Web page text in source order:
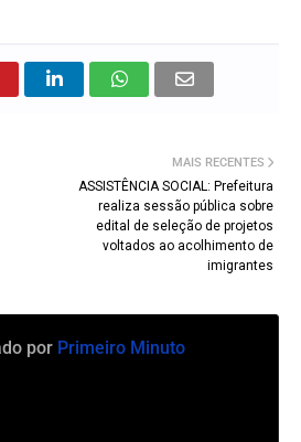
MAIS RECENTES
ASSISTÊNCIA SOCIAL: Prefeitura
realiza sessão pública sobre
edital de seleção de projetos
voltados ao acolhimento de
imigrantes
por Primeiro Minuto